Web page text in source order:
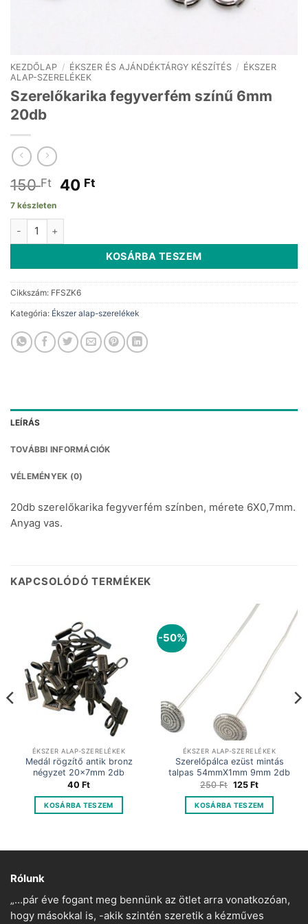
KEZDŐLAP / ÉKSZER ÉS AJÁNDÉKTÁRGY KÉSZÍTÉS / ÉKSZER
ALAP-SZERELÉKEK
Szerelőkarika fegyverfém színű 6mm
20db
150Ft
Original
was:
40 FtCurrent
7 készleten
Szerelőkarika fegyverfém színű 6mm 20db mennyiség
KOSÁRBA TESZEM
Cikkszám: FFSZK6
Kategória: Ékszer alap-szerelékek
LEÍRÁS
TOVÁBBI INFORMÁCIÓK
VÉLEMÉNYEK (0)
20db szerelőkarika fegyverfém színben, mérete 6X0,7mm.
Anyag vas.
KAPCSOLÓDÓ TERMÉKEK
ÉKSZER ALAP-SZERELÉKEK
Medál rögzítő antik bronz
négyzet 20x7mm 2db
40 Ft
KOSÁRBA TESZEM
-50%
ÉKSZER ALAP-SZERELÉKEK
Szerelőpálca ezüst mintás
talpas 54mmX1mm 9mm 2db
250Ft Original
was:
250 Ft.
125 FtCurrent
is:
125 Ft.
KOSÁRBA TESZEM
Rólunk
„…pár éve fogant meg bennünk az ötlet arra vonatkozóan,
hogy másokkal is, -akik szintén szeretik a kézműves